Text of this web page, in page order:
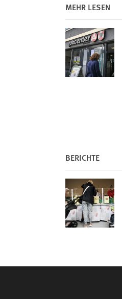
MEHR LESEN
BERICHTE